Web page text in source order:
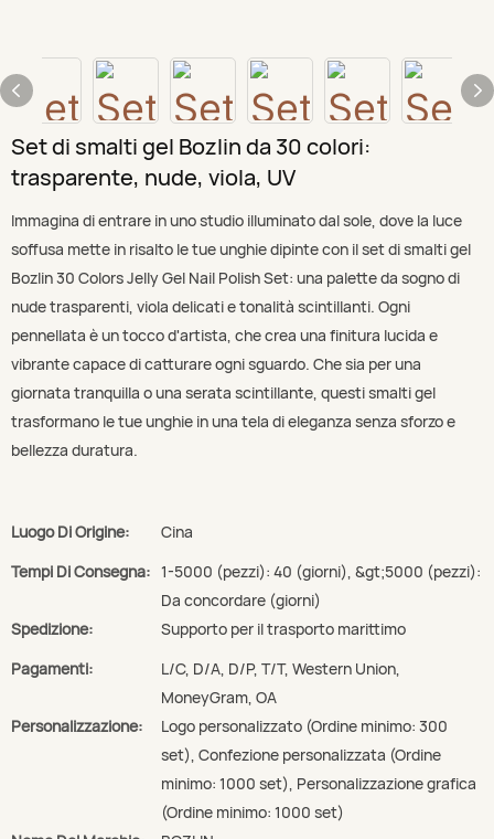
Set di smalti gel Bozlin da 30 colori:
trasparente, nude, viola, UV
Immagina di entrare in uno studio illuminato dal sole, dove la luce
soffusa mette in risalto le tue unghie dipinte con il set di smalti gel
Bozlin 30 Colors Jelly Gel Nail Polish Set: una palette da sogno di
nude trasparenti, viola delicati e tonalità scintillanti. Ogni
pennellata è un tocco d'artista, che crea una finitura lucida e
vibrante capace di catturare ogni sguardo. Che sia per una
giornata tranquilla o una serata scintillante, questi smalti gel
trasformano le tue unghie in una tela di eleganza senza sforzo e
bellezza duratura.
Luogo Di Origine:
Cina
Tempi Di Consegna: 1-5000 (pezzi): 40 (giorni), &gt;5000 (pezzi):
Da concordare (giorni)
Spedizione:
Supporto per il trasporto marittimo
Pagamenti:
L/C, D/A, D/P, T/T, Western Union,
MoneyGram, OA
Personalizzazione:
Logo personalizzato (Ordine minimo: 300
set), Confezione personalizzata (Ordine
minimo: 1000 set), Personalizzazione grafica
(Ordine minimo: 1000 set)